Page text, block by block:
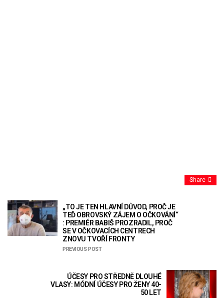
Share
„TO JE TEN HLAVNÍ DŮVOD, PROČ JE
TEĎ OBROVSKÝ ZÁJEM O OČKOVÁNÍ“
: PREMIÉR BABIŠ PROZRADIL, PROČ
SE V OČKOVACÍCH CENTRECH
ZNOVU TVOŘÍ FRONTY
PREVIOUS POST
ÚČESY PRO STŘEDNĚ DLOUHÉ
VLASY: MÓDNÍ ÚČESY PRO ŽENY 40-
50 LET